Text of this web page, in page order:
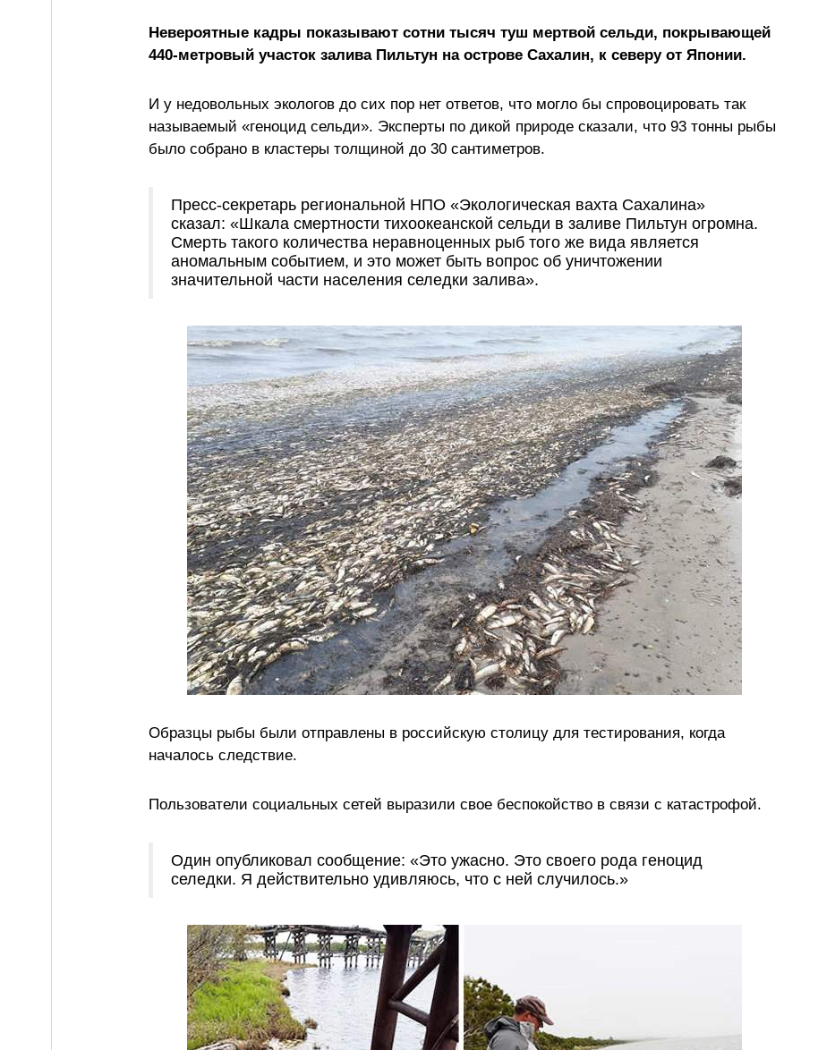
Невероятные кадры показывают сотни тысяч туш мертвой сельди, покрывающей
440-метровый участок залива Пильтун на острове Сахалин, к северу от Японии.
И у недовольных экологов до сих пор нет ответов, что могло бы спровоцировать так
называемый «геноцид сельди». Эксперты по дикой природе сказали, что 93 тонны рыбы
было собрано в кластеры толщиной до 30 сантиметров.
Пресс-секретарь региональной НПО «Экологическая вахта Сахалина»
сказал: «Шкала смертности тихоокеанской сельди в заливе Пильтун огромна.
Смерть такого количества неравноценных рыб того же вида является
аномальным событием, и это может быть вопрос об уничтожении
значительной части населения селедки залива».
Образцы рыбы были отправлены в российскую столицу для тестирования, когда
началось следствие.
Пользователи социальных сетей выразили свое беспокойство в связи с катастрофой.
Один опубликовал сообщение: «Это ужасно. Это своего рода геноцид
селедки. Я действительно удивляюсь, что с ней случилось.»